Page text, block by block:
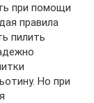
при помощи
правила
пилить
Но при